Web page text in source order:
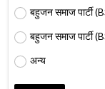
बहुजन समाज पार्टी
बहुजन समाज पार्टी
अन्य